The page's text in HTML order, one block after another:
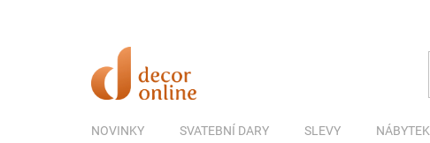
NOVINKY SVATEBNÍ DARY SLEVY NÁBYTEK